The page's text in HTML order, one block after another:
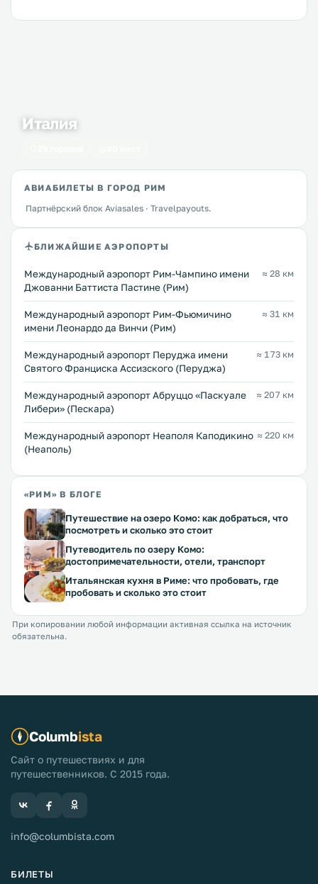
Италия
АВИАБИЛЕТЫ В ГОРОД РИМ
Партнёрский блок Aviasales · Travelpayouts.
БЛИЖАЙШИЕ АЭРОПОРТЫ
Международный аэропорт Рим-Чампино имени
Джованни Баттиста Пастине (Рим)
≈ 28 км
Международный аэропорт Рим-Фьюмичино
имени Леонардо да Винчи (Рим)
≈ 31 км
Междунарoдный аэропорт Перуджа имени
Святого Франциска Ассизского (Перуджа)
≈ 173 км
Международный аэропорт Абруццо «Паскуале
Либери» (Пескара)
≈ 207 км
Международный аэропорт Неаполя Каподикино
(Неаполь)
≈ 220 км
«РИМ» В БЛОГЕ
Путешествие на озеро Комо: как добраться, что
посмотреть и сколько это стоит
Путеводитель по озеру Комо:
достопримечательности, отели, транспорт
Итальянская кухня в Риме: что пробовать, где
пробовать и сколько это стоит
При копировании любой информации активная ссылка на источник
обязательна.
Columbista
Сайт о путешествиях и для
путешественников. С 2015 года.
info@columbista.com
БИЛЕТЫ